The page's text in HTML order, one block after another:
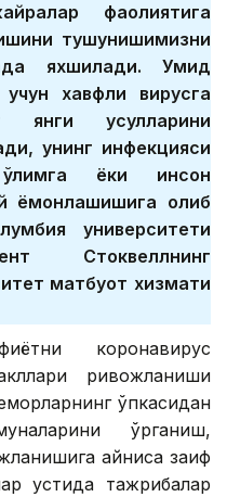
фаолиятига
тушунишимизни
яхшилади. Умид
хавфли вирусга
янги усулларини
унинг инфекцияси
ёки инсон
ёмонлашишига олиб
университети
Стоквеллнинг
матбуот хизмати
коронавирус
ривожланиши
ўпкасидан
ўрганиш,
айниқса заиф
устида тажрибалар